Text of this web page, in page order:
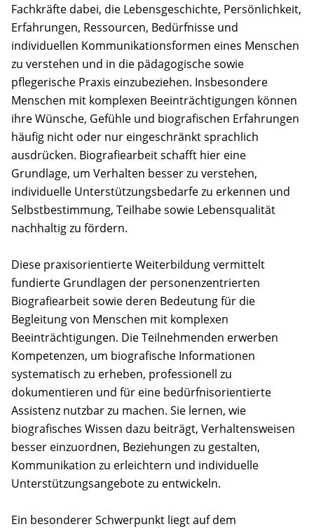
Fachkräfte dabei, die Lebensgeschichte, Persönlichkeit,
Erfahrungen, Ressourcen, Bedürfnisse und
individuellen Kommunikationsformen eines Menschen
zu verstehen und in die pädagogische sowie
pflegerische Praxis einzubeziehen. Insbesondere
Menschen mit komplexen Beeinträchtigungen können
ihre Wünsche, Gefühle und biografischen Erfahrungen
häufig nicht oder nur eingeschränkt sprachlich
ausdrücken. Biografiearbeit schafft hier eine
Grundlage, um Verhalten besser zu verstehen,
individuelle Unterstützungsbedarfe zu erkennen und
Selbstbestimmung, Teilhabe sowie Lebensqualität
nachhaltig zu fördern.
Diese praxisorientierte Weiterbildung vermittelt
fundierte Grundlagen der personenzentrierten
Biografiearbeit sowie deren Bedeutung für die
Begleitung von Menschen mit komplexen
Beeinträchtigungen. Die Teilnehmenden erwerben
Kompetenzen, um biografische Informationen
systematisch zu erheben, professionell zu
dokumentieren und für eine bedürfnisorientierte
Assistenz nutzbar zu machen. Sie lernen, wie
biografisches Wissen dazu beiträgt, Verhaltensweisen
besser einzuordnen, Beziehungen zu gestalten,
Kommunikation zu erleichtern und individuelle
Unterstützungsangebote zu entwickeln.
Ein besonderer Schwerpunkt liegt auf dem